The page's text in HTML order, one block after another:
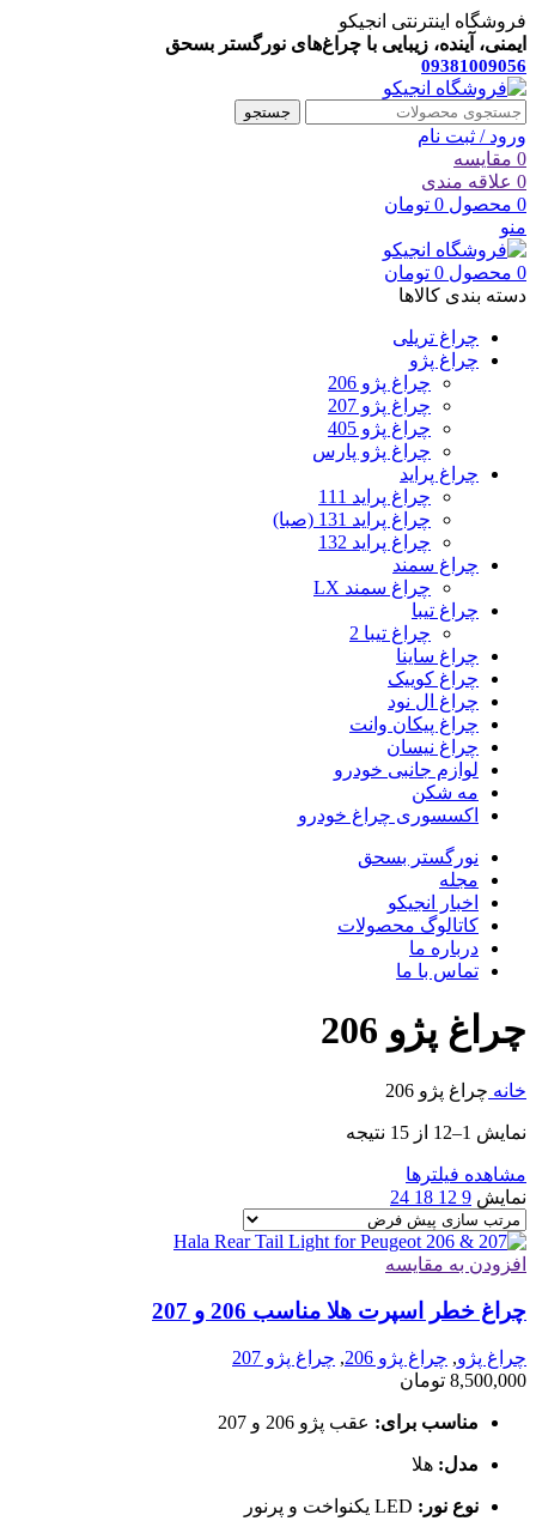
فروشگاه اینترنتی انجیکو
ایمنی، آینده، زیبایی با چراغ‌های نورگستر بسحق
09381009056
جستجو
ورود / ثبت نام
0 مقایسه
0 علاقه مندی
0 محصول 0 تومان
منو
0 محصول 0 تومان
دسته بندی کالاها
چراغ تریلی
چراغ پژو
چراغ پژو 206
چراغ پژو 207
چراغ پژو 405
چراغ پژو پارس
چراغ پراید
چراغ پراید 111
چراغ پراید 131 (صبا)
چراغ پراید 132
چراغ سمند
چراغ سمند LX
چراغ تیبا
چراغ تیبا 2
چراغ ساینا
چراغ کوییک
چراغ ال نود
چراغ پیکان وانت
چراغ نیسان
لوازم جانبی خودرو
مه شکن
اکسسوری چراغ خودرو
نورگستر بسحق
مجله
اخبار انجیکو
کاتالوگ محصولات
درباره ما
تماس با ما
چراغ پژو 206
خانه چراغ پژو 206
نمایش 1–12 از 15 نتیجه
مشاهده فیلترها
نمایش 9
12
18
24
افزودن به مقایسه
چراغ خطر اسپرت هلا مناسب 206 و 207
چراغ پژو, چراغ پژو 206 , چراغ پژو 207
8,500,000 تومان
مناسب برای: عقب پژو 206 و 207
مدل: هلا
نوع نور: